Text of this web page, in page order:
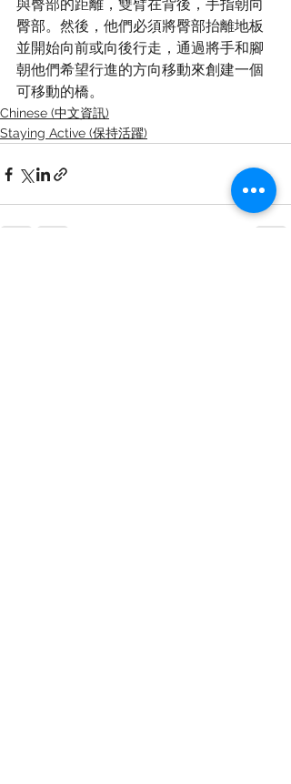
與臀部的距離，雙臂在背後，手指朝向
臀部。然後，他們必須將臀部抬離地板
並開始向前或向後行走，通過將手和腳
朝他們希望行進的方向移動來創建一個
可移動的橋。
Chinese (中文資訊)
Staying Active (保持活躍)